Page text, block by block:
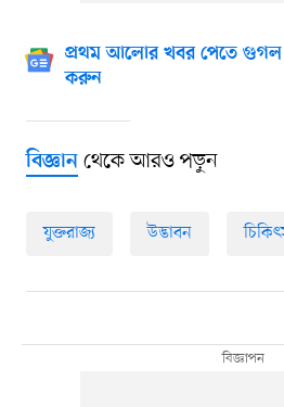
প্রথম আলোর খবর পেতে গুগল
করুন
বিজ্ঞানথেকে আরও পড়ুন
যুক্তরাজ্য উদ্ভাবন